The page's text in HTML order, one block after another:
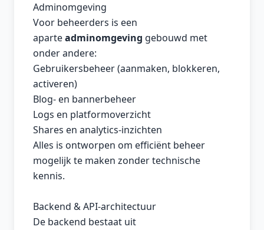
Adminomgeving
Voor beheerders is een
aparteadminomgeving gebouwd met
onder andere:
Gebruikersbeheer (aanmaken, blokkeren,
activeren)
Blog- en bannerbeheer
Logs en platformoverzicht
Shares en analytics-inzichten
Alles is ontworpen om efficiënt beheer
mogelijk te maken zonder technische
kennis.
Backend & API-architectuur
De backend bestaat uit